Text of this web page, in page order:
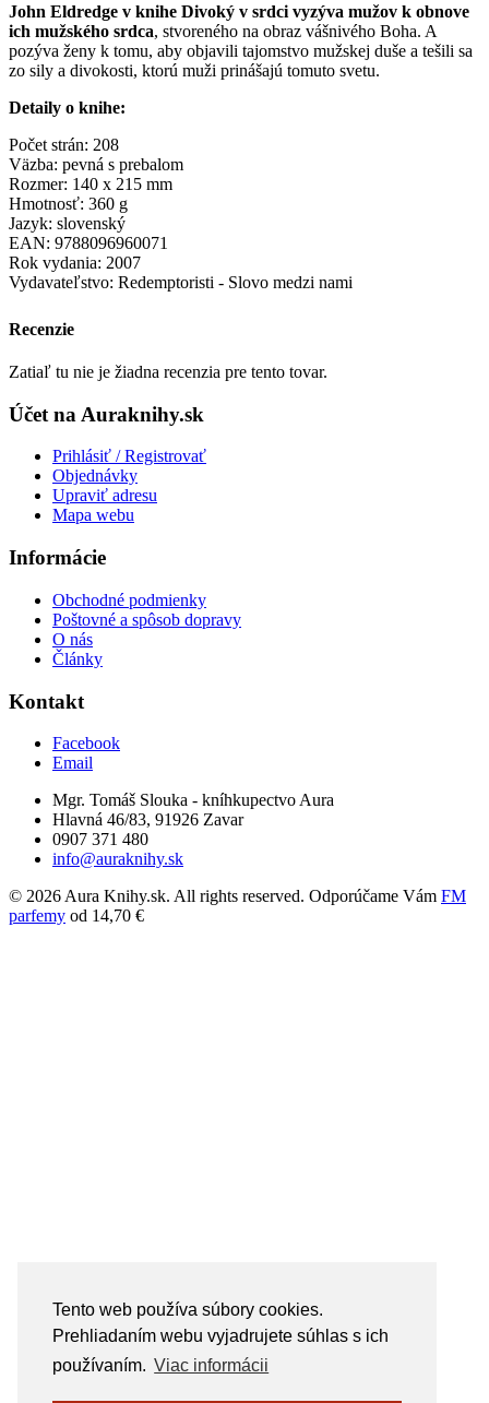
Tento web používa súbory cookies.
Prehliadaním webu vyjadrujete súhlas s ich
používaním. Viac informácii
John Eldredge v knihe Divoký v srdci vyzýva mužov k obnove
ich mužského srdca, stvoreného na obraz vášnivého Boha. A
pozýva ženy k tomu, aby objavili tajomstvo mužskej duše a tešili sa
zo sily a divokosti, ktorú muži prinášajú tomuto svetu.
Detaily o knihe:
Počet strán: 208
Väzba: pevná s prebalom
Rozmer: 140 x 215 mm
Hmotnosť: 360 g
Jazyk: slovenský
EAN: 9788096960071
Rok vydania: 2007
Vydavateľstvo: Redemptoristi - Slovo medzi nami
Recenzie
Zatiaľ tu nie je žiadna recenzia pre tento tovar.
Účet na Auraknihy.sk
Prihlásiť / Registrovať
Objednávky
Upraviť adresu
Mapa webu
Informácie
Obchodné podmienky
Poštovné a spôsob dopravy
O nás
Články
Kontakt
Facebook
Email
Mgr. Tomáš Slouka - kníhkupectvo Aura
Hlavná 46/83, 91926 Zavar
0907 371 480
info@auraknihy.sk
© 2026 Aura Knihy.sk. All rights reserved. Odporúčame Vám FM
parfemy od 14,70 €